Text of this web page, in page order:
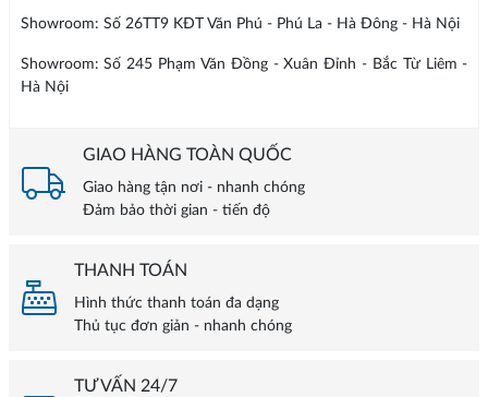
Showroom: Số 26TT9 KĐT Văn Phú - Phú La - Hà Đông - Hà Nội
Showroom: Số 245 Phạm Văn Đồng - Xuân Đỉnh - Bắc Từ Liêm -
Hà Nội
GIAO HÀNG TOÀN QUỐC
Giao hàng tận nơi - nhanh chóng
Đảm bảo thời gian - tiến độ
THANH TOÁN
Hình thức thanh toán đa dạng
Thủ tục đơn giản - nhanh chóng
TƯ VẤN 24/7